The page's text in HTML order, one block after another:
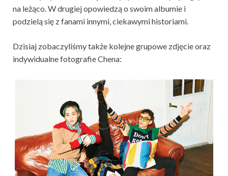
na leżąco. W drugiej opowiedzą o swoim albumie i
podzielą się z fanami innymi, ciekawymi historiami.
Dzisiaj zobaczyliśmy także kolejne grupowe zdjęcie oraz
indywidualne fotografie Chena: